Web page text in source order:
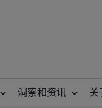
洞察和资讯
关